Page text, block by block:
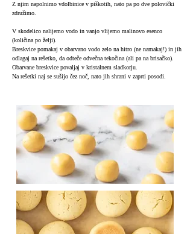
Z njim napolnimo vdolbinice v piškotih, nato pa po dve polovički
združimo.
V skodelico nalijemo vodo in vanjo vlijemo malinovo esenco
(količina po želji).
Breskvice pomakaj v obarvano vodo zelo na hitro (ne namakaj!) in jih
odlagaj na rešetko, da odteče odvečna tekočina (ali pa na brisačko).
Obarvane breskvice povaljaj v kristalnem sladkorju.
Na rešetki naj se sušijo čez noč, nato jih shrani v zaprti posodi.